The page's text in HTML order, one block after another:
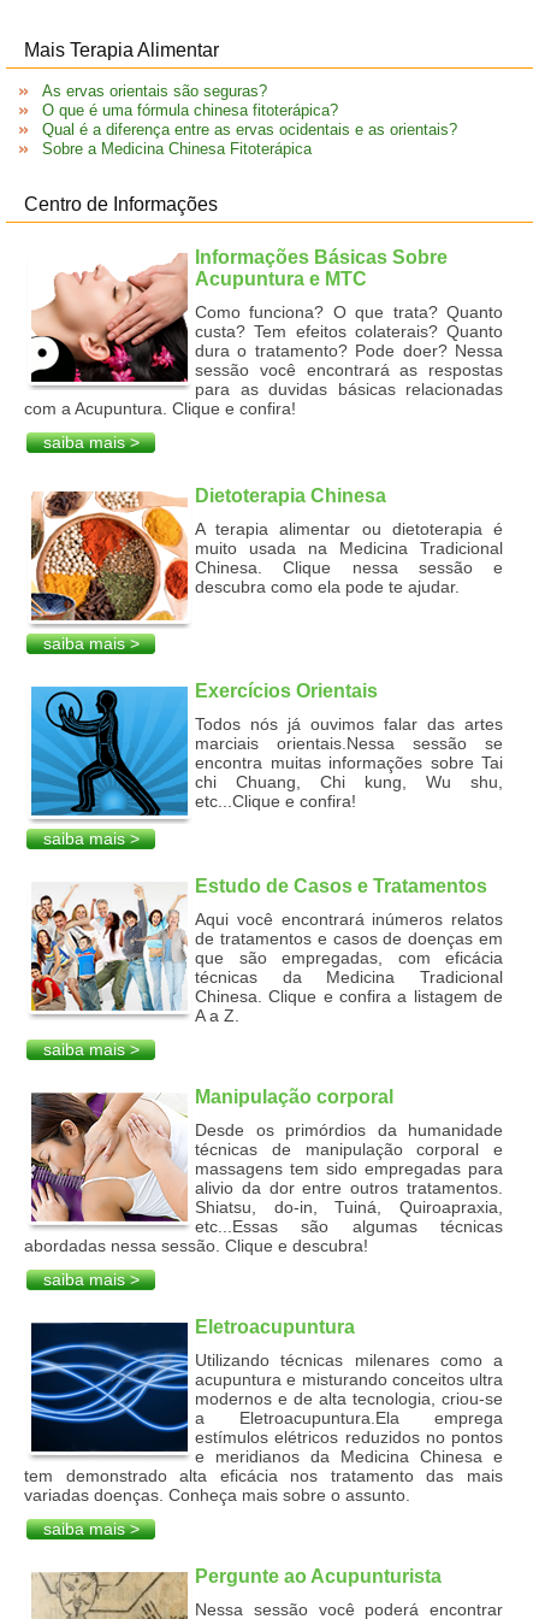
Mais Terapia Alimentar
As ervas orientais são seguras?
O que é uma fórmula chinesa fitoterápica?
Qual é a diferença entre as ervas ocidentais e as orientais?
Sobre a Medicina Chinesa Fitoterápica
Centro de Informações
Informações Básicas Sobre
Acupuntura e MTC
Como funciona? O que trata? Quanto
custa? Tem efeitos colaterais? Quanto
dura o tratamento? Pode doer? Nessa
sessão você encontrará as respostas
para as duvidas básicas relacionadas
com a Acupuntura. Clique e confira!
saiba mais >
Dietoterapia Chinesa
A terapia alimentar ou dietoterapia é
muito usada na Medicina Tradicional
Chinesa. Clique nessa sessão e
descubra como ela pode te ajudar.
saiba mais >
Exercícios Orientais
Todos nós já ouvimos falar das artes
marciais orientais.Nessa sessão se
encontra muitas informações sobre Tai
chi Chuang, Chi kung, Wu shu,
etc...Clique e confira!
saiba mais >
Estudo de Casos e Tratamentos
Aqui você encontrará inúmeros relatos
de tratamentos e casos de doenças em
que são empregadas, com eficácia
técnicas da Medicina Tradicional
Chinesa. Clique e confira a listagem de
A a Z.
saiba mais >
Manipulação corporal
Desde os primórdios da humanidade
técnicas de manipulação corporal e
massagens tem sido empregadas para
alivio da dor entre outros tratamentos.
Shiatsu, do-in, Tuiná, Quiroapraxia,
etc...Essas são algumas técnicas
abordadas nessa sessão. Clique e descubra!
saiba mais >
Eletroacupuntura
Utilizando técnicas milenares como a
acupuntura e misturando conceitos ultra
modernos e de alta tecnologia, criou-se
a Eletroacupuntura.Ela emprega
estímulos elétricos reduzidos no pontos
e meridianos da Medicina Chinesa e
tem demonstrado alta eficácia nos tratamento das mais
variadas doenças. Conheça mais sobre o assunto.
saiba mais >
Pergunte ao Acupunturista
Nessa sessão você poderá encontrar